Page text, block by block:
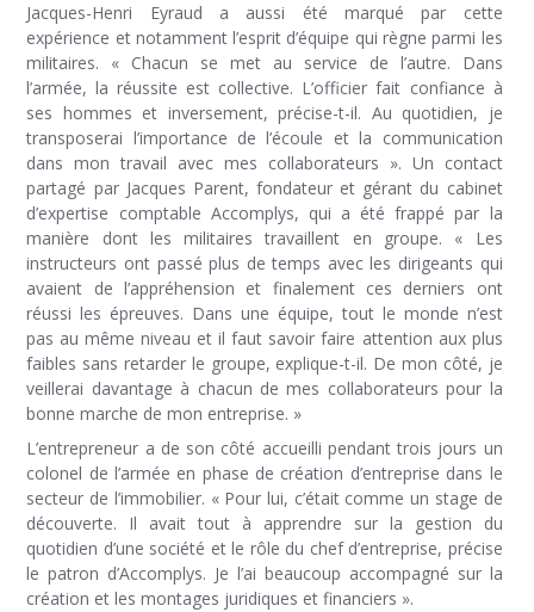
Jacques-Henri Eyraud a aussi été marqué par cette
expérience et notamment l’esprit d’équipe qui règne parmi les
militaires. « Chacun se met au service de l’autre. Dans
l’armée, la réussite est collective. L’officier fait confiance à
ses hommes et inversement, précise-t-il. Au quotidien, je
transposerai l’importance de l’écoule et la communication
dans mon travail avec mes collaborateurs ». Un contact
partagé par Jacques Parent, fondateur et gérant du cabinet
d’expertise comptable Accomplys, qui a été frappé par la
manière dont les militaires travaillent en groupe. « Les
instructeurs ont passé plus de temps avec les dirigeants qui
avaient de l’appréhension et finalement ces derniers ont
réussi les épreuves. Dans une équipe, tout le monde n’est
pas au même niveau et il faut savoir faire attention aux plus
faibles sans retarder le groupe, explique-t-il. De mon côté, je
veillerai davantage à chacun de mes collaborateurs pour la
bonne marche de mon entreprise. »
L’entrepreneur a de son côté accueilli pendant trois jours un
colonel de l’armée en phase de création d’entreprise dans le
secteur de l’immobilier. « Pour lui, c’était comme un stage de
découverte. Il avait tout à apprendre sur la gestion du
quotidien d’une société et le rôle du chef d’entreprise, précise
le patron d’Accomplys. Je l’ai beaucoup accompagné sur la
création et les montages juridiques et financiers ».